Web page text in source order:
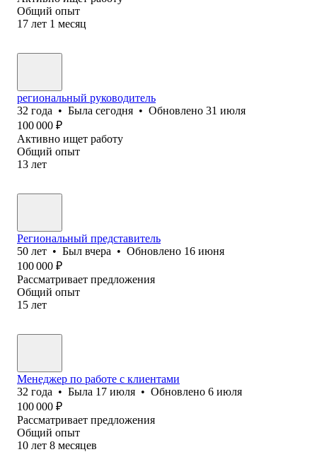
Общий опыт
17 лет 1 месяц
региональный руководитель
32 года • Была сегодня • Обновлено 31 июля
100 000 ₽
Активно ищет работу
Общий опыт
13 лет
Региональный представитель
50 лет • Был вчера • Обновлено 16 июня
100 000 ₽
Рассматривает предложения
Общий опыт
15 лет
Менеджер по работе с клиентами
32 года • Была 17 июля • Обновлено 6 июля
100 000 ₽
Рассматривает предложения
Общий опыт
10 лет 8 месяцев